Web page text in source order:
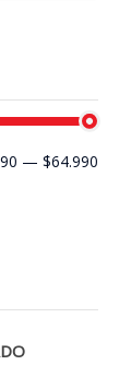
— $64.990